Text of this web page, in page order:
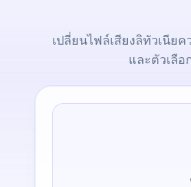
เปลี่ยนไฟล์เสียงลิทัวเนีย
และตัวเลือ